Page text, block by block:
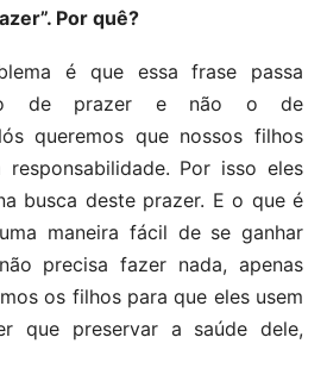
Por quê?
é que essa frase passa
de prazer e não o de
queremos que nossos filhos
Por isso eles
busca deste prazer. E o que é
maneira fácil de se ganhar
precisa fazer nada, apenas
os filhos para que eles usem
que preservar a saúde dele,